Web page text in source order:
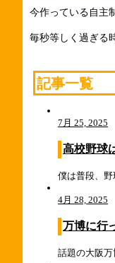
今作っている自主
毎秒等しく過ぎる
記事一覧
7月 25, 2025
高校野球
僕は普段、
4月 28, 2025
万博に行
話題の大阪